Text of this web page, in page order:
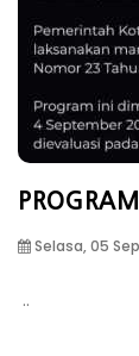
Selasa, 05
..